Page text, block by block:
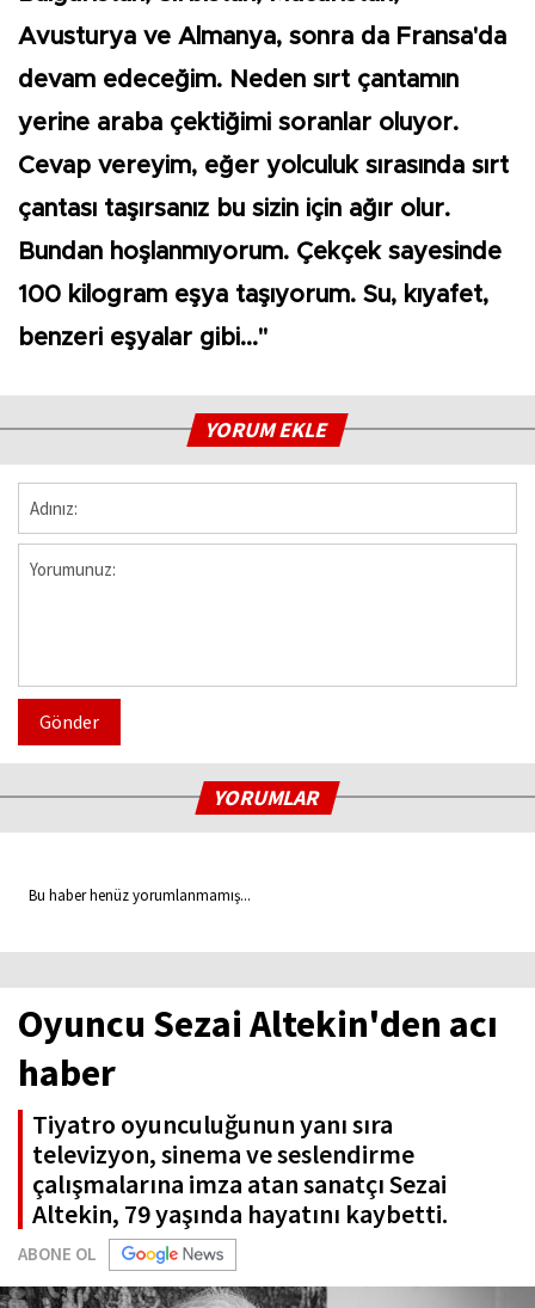
Avusturya ve Almanya, sonra da Fransa'da
devam edeceğim. Neden sırt çantamın
yerine araba çektiğimi soranlar oluyor.
Cevap vereyim, eğer yolculuk sırasında sırt
çantası taşırsanız bu sizin için ağır olur.
Bundan hoşlanmıyorum. Çekçek sayesinde
100 kilogram eşya taşıyorum. Su, kıyafet,
benzeri eşyalar gibi..."
YORUM EKLE
Gönder
YORUMLAR
Bu haber henüz yorumlanmamış...
Oyuncu Sezai Altekin'den acı
haber
Tiyatro oyunculuğunun yanı sıra
televizyon, sinema ve seslendirme
çalışmalarına imza atan sanatçı Sezai
Altekin, 79 yaşında hayatını kaybetti.
ABONE OL